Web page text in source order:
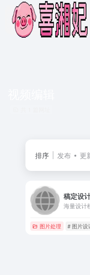
排序 发布 更
稿定设
图片处理 # 图片设